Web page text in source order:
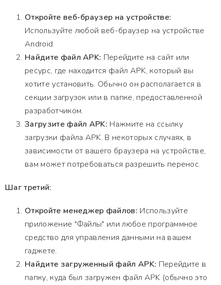
Откройте веб-браузер на устройстве:
Используйте любой веб-браузер на устройстве
Android.
Найдите файл APK: Перейдите на сайт или
ресурс, где находится файл APK, который вы
хотите установить. Обычно он располагается в
секции загрузок или в папке, предоставленной
разработчиком.
Загрузите файл APK: Нажмите на ссылку
загрузки файла APK. В некоторых случаях, в
зависимости от вашего браузера на устройстве,
вам может потребоваться разрешить перенос.
Шаг третий:
Откройте менеджер файлов: Используйте
приложение "Файлы" или любое программное
средство для управления данными на вашем
гаджете.
Найдите загруженный файл APK: Перейдите в
папку, куда был загружен файл APK (обычно это